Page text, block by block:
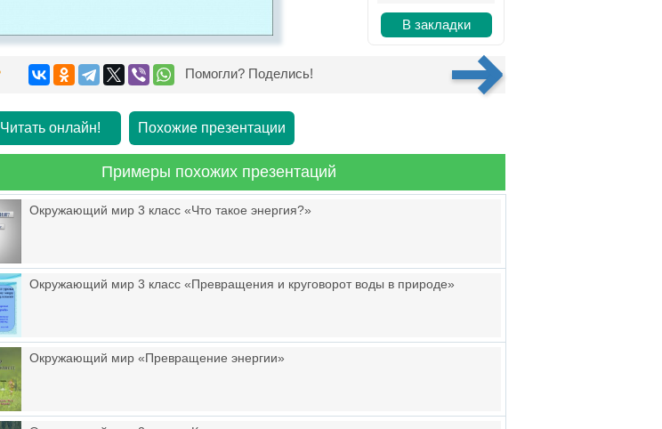
В закладки
Помогли? Поделись!
Читать онлайн! Похожие презентации
Примеры похожих презентаций
Окружающий мир 3 класс «Что такое энергия?»
Окружающий мир 3 класс «Превращения и круговорот воды в природе»
Окружающий мир «Превращение энергии»